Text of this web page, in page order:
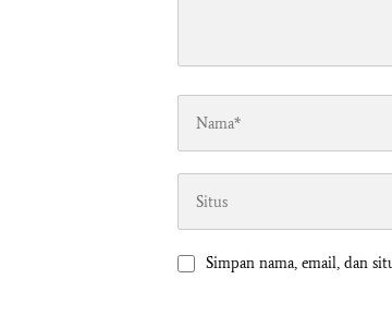
Simpan nama, email, dan